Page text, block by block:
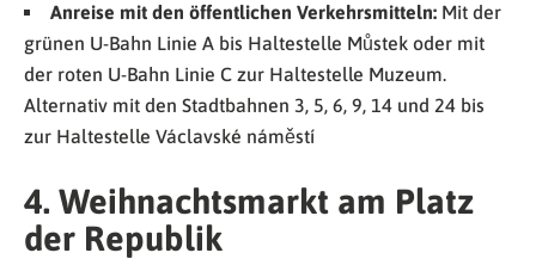
Anreise mit den öffentlichen Verkehrsmitteln: Mit der
grünen U-Bahn Linie A bis Haltestelle Můstek oder mit
der roten U-Bahn Linie C zur Haltestelle Muzeum.
Alternativ mit den Stadtbahnen 3, 5, 6, 9, 14 und 24 bis
zur Haltestelle Václavské náměstí
4. Weihnachtsmarkt am Platz
der Republik